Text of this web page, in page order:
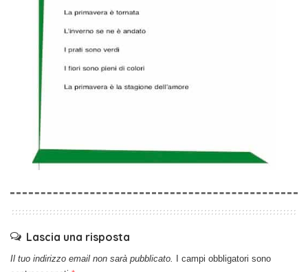
Lascia una risposta
Il tuo indirizzo email non sarà pubblicato. I campi obbligatori sono